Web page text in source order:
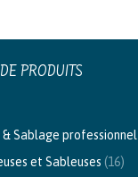
PRODUITS
Sablage professionnel
et Sableuses (16)